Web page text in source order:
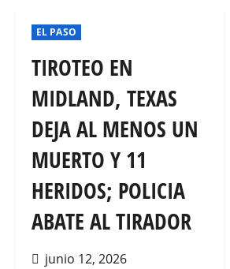
EL PASO
TIROTEO EN
MIDLAND, TEXAS
DEJA AL MENOS UN
MUERTO Y 11
HERIDOS; POLICIA
ABATE AL TIRADOR
junio 12, 2026